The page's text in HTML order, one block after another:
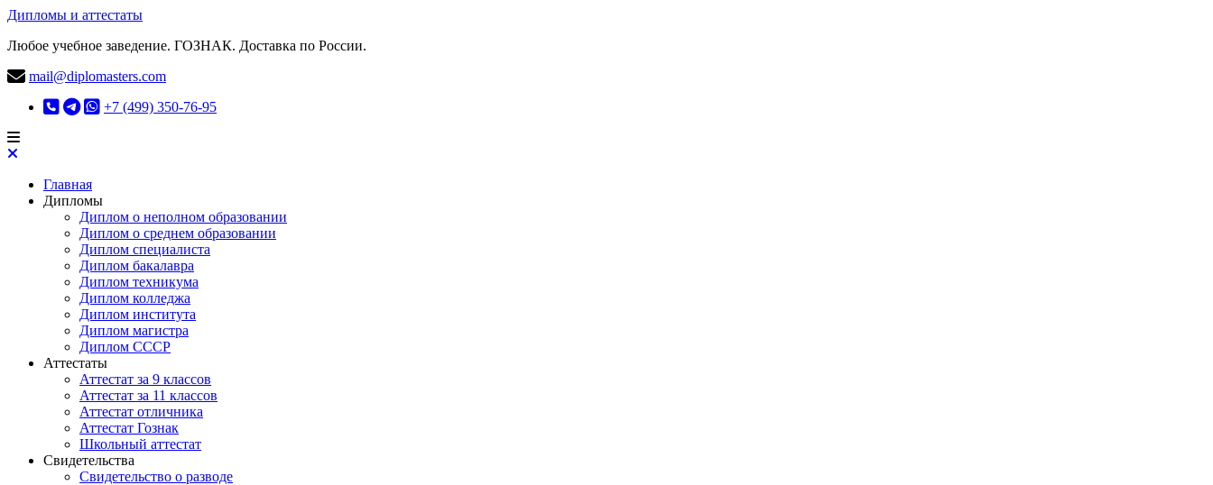
Дипломы и аттестаты
Любое учебное заведение. ГОЗНАК. Доставка по России.
mail@diplomasters.com
+7 (499) 350-76-95
Главная
Дипломы
Диплом о неполном образовании
Диплом о среднем образовании
Диплом специалиста
Диплом бакалавра
Диплом техникума
Диплом колледжа
Диплом института
Диплом магистра
Диплом СССР
Аттестаты
Аттестат за 9 классов
Аттестат за 11 классов
Аттестат отличника
Аттестат Гознак
Школьный аттестат
Свидетельства
Свидетельство о разводе